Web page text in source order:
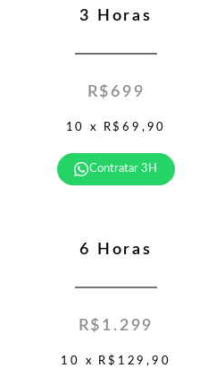
3 Horas
R$699
10 x R$69,90
Contratar 3H
6 Horas
R$1.299
10 x R$129,90